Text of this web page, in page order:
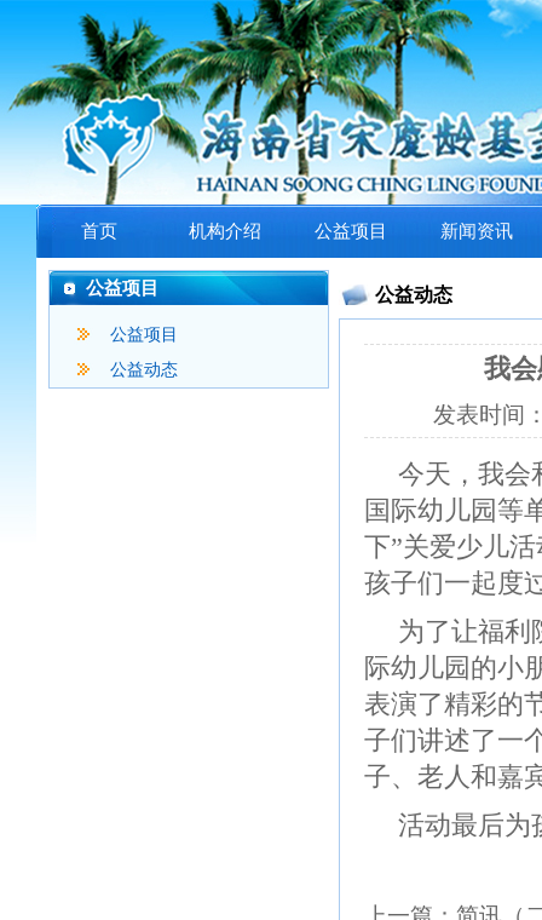
首页 机构介绍 公益项目 新闻资讯
公益项目
公益项目
公益动态
公益动态
我
发表时间
今天，我会
国际幼儿园等
下”关爱少儿
孩子们一起度
为了让福利
际幼儿园的小
表演了精彩的
子们讲述了一
子、老人和嘉
活动最后为